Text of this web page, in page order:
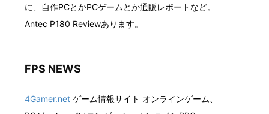
に、自作PCとかPCゲームとか通販レポートなど。
Antec P180 Reviewあります。
FPS NEWS
4Gamer.net ゲーム情報サイト オンラインゲーム、